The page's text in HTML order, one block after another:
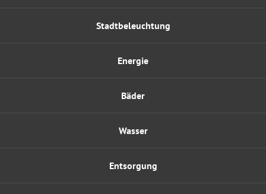
Energie
Wasser
Bäder
Entsorgung
Stadtbeleuchtung